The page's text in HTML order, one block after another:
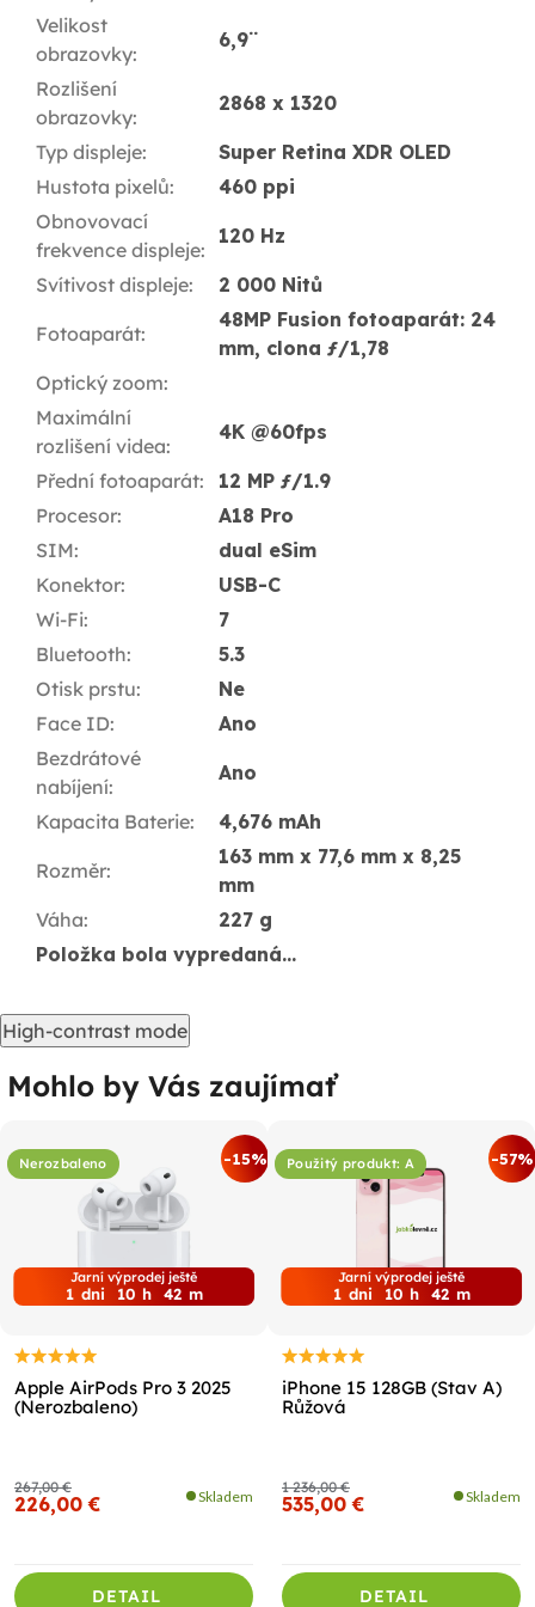
Velikost
obrazovky:
6,9¨
Rozlišení
obrazovky:
2868 x 1320
Typ displeje:
Super Retina XDR OLED
Hustota pixelů:
460 ppi
Obnovovací
frekvence displeje:
120 Hz
Svítivost displeje: 2 000 Nitů
Fotoaparát:
48MP Fusion fotoaparát: 24
mm, clona ƒ/1,78
Optický zoom:
Maximální
rozlišení videa:
4K @60fps
Přední fotoaparát:
12 MP ƒ/1.9
Procesor:
A18 Pro
SIM:
dual eSim
Konektor:
USB-C
Wi-Fi:
7
Bluetooth:
5.3
Otisk prstu:
Ne
Face ID:
Ano
Bezdrátové
nabíjení:
Ano
Kapacita Baterie: 4,676 mAh
Rozměr:
163 mm x 77,6 mm x 8,25
mm
Váha:
227 g
Položka bola vypredaná…
High-contrast mode
Mohlo by Vás zaujímať
Nerozbaleno -15%
Jarní výprodej ještě
1 dni 10 h 42 m
Apple AirPods Pro 3 2025
(Nerozbaleno)
267,00 €
226,00 € Skladem
DETAIL
Použitý produkt: A -57%
Jarní výprodej ještě
1 dni 10 h 42 m
iPhone 15 128GB (Stav A)
Růžová
1 236,00 €
535,00 € Skladem
DETAIL